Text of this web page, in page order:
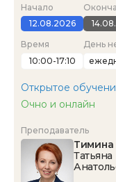
Начало
12.08.2026
Время
10:00-17:10
День
Открытое
Очно и онлайн
Преподаватель
Тимина
Татьяна